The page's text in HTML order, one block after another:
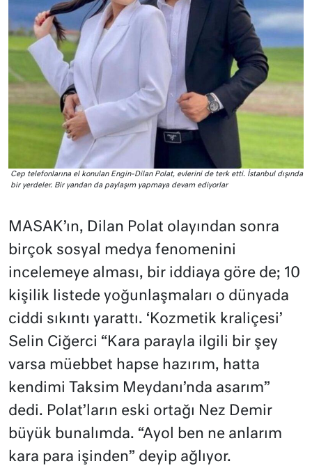
Cep telefonlarına el konulan Engin-Dilan Polat, evlerini de terk etti. İstanbul dışında
bir yerdeler. Bir yandan da paylaşım yapmaya devam ediyorlar
MASAK’ın, Dilan Polat olayından sonra
birçok sosyal medya fenomenini
incelemeye alması, bir iddiaya göre de; 10
kişilik listede yoğunlaşmaları o dünyada
ciddi sıkıntı yarattı. ‘Kozmetik kraliçesi’
Selin Ciğerci “Kara parayla ilgili bir şey
varsa müebbet hapse hazırım, hatta
kendimi Taksim Meydanı’nda asarım”
dedi. Polat’ların eski ortağı Nez Demir
büyük bunalımda. “Ayol ben ne anlarım
kara para işinden” deyip ağlıyor.